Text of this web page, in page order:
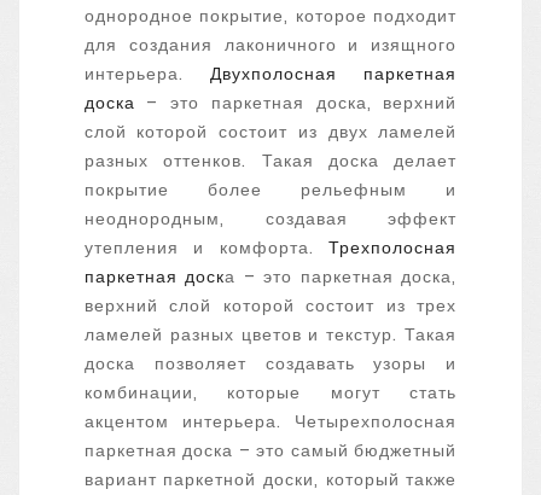
однородное покрытие, которое подходит
для создания лаконичного и изящного
интерьера. Двухполосная паркетная
доска – это паркетная доска, верхний
слой которой состоит из двух ламелей
разных оттенков. Такая доска делает
покрытие более рельефным и
неоднородным, создавая эффект
утепления и комфорта.Трехполосная
паркетная доска – это паркетная доска,
верхний слой которой состоит из трех
ламелей разных цветов и текстур. Такая
доска позволяет создавать узоры и
комбинации, которые могут стать
акцентом интерьера.
Четырехполосная
паркетная доска – это самый бюджетный
вариант паркетной доски, который также